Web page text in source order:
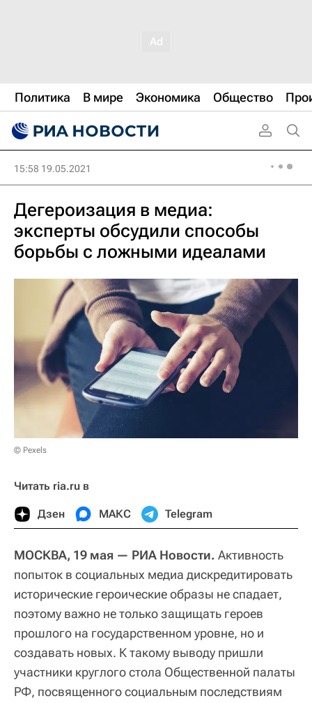
Политика В мире Экономика Общество
15:58 19.05.2021
Дегероизация в медиа:
эксперты обсудили способы
борьбы с ложными идеалами
© Pexels
Читать ria.ru в
Дзен МАКС Telegram
МОСКВА, 19 мая — РИА Новости. Активность
попыток в социальных медиа дискредитировать
исторические героические образы не спадает,
поэтому важно не только защищать героев
прошлого на государственном уровне, но и
создавать новых. К такому выводу пришли
участники круглого стола Общественной палаты
РФ, посвященного социальным последствиям